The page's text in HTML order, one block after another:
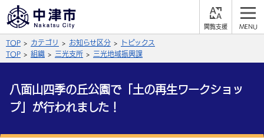
背景色
黒
文字の大きさ
拡大 標準 縮小
公式SNS
サイト内検索
TOP カテゴリ お知らせ区分
トピックス
TOP
組織 三光支所 三光地域振興課
八面山四季の丘公園で「土の再生ワークショッ
プ」が行われました！